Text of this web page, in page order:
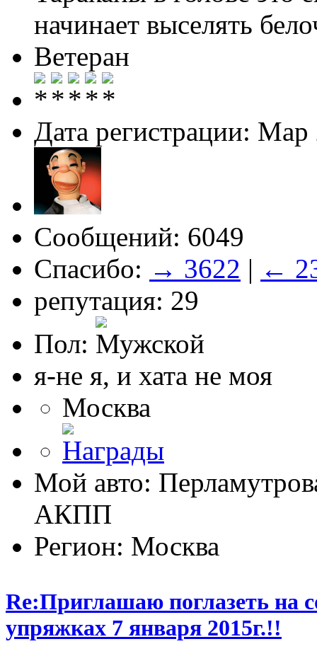
начинает выселять
Ветеран
Дата регистрации: Мар
Сообщений: 6049
Спасибо: → 3622 | ←
репутация: 29
Пол:
я-не я, и хата не моя
Москва
Мой авто:
АКПП
Регион: Москва
Re:Приглашаю поглазеть на
упряжках 7 января 2015г.!!